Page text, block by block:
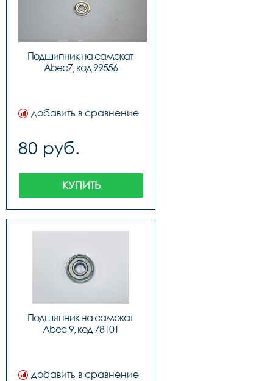
Подшипник на самокат
Abec7, код 99556
добавить в сравнение
80 руб.
КУПИТЬ
Подшипник на самокат
Abec-9, код 78101
добавить в сравнение